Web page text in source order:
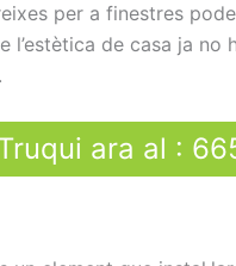
per a finestres
l’estètica de casa ja
ara al :